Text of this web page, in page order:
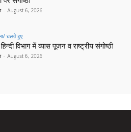
- August 6, 2026
चलते हुए
विभाग में व्यास पूजन व राष्ट्रीय संगोष्ठी
- August 6, 2026